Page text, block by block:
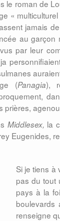
le roman de
«
jamais
au garçon
par leur
(Panagia),
prières,
Middlesex, la
Eugenides,
Si je tiens à
pas du tout
pays à la
boulevards
renseigne